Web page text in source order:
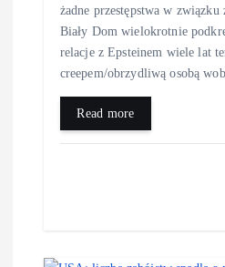
żadne przestępstwa w związku
Biały Dom wielokrotnie
relacje z Epsteinem wiele lat
creepem/obrzydliwą osobą
Read more